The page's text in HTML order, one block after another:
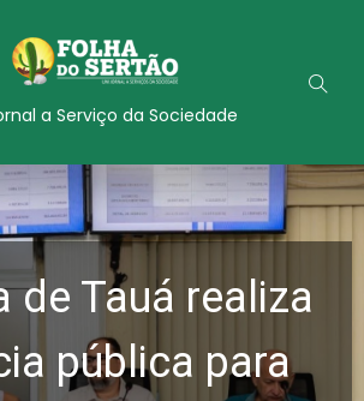
a Serviço da Sociedade
de Tauá realiza
pública para